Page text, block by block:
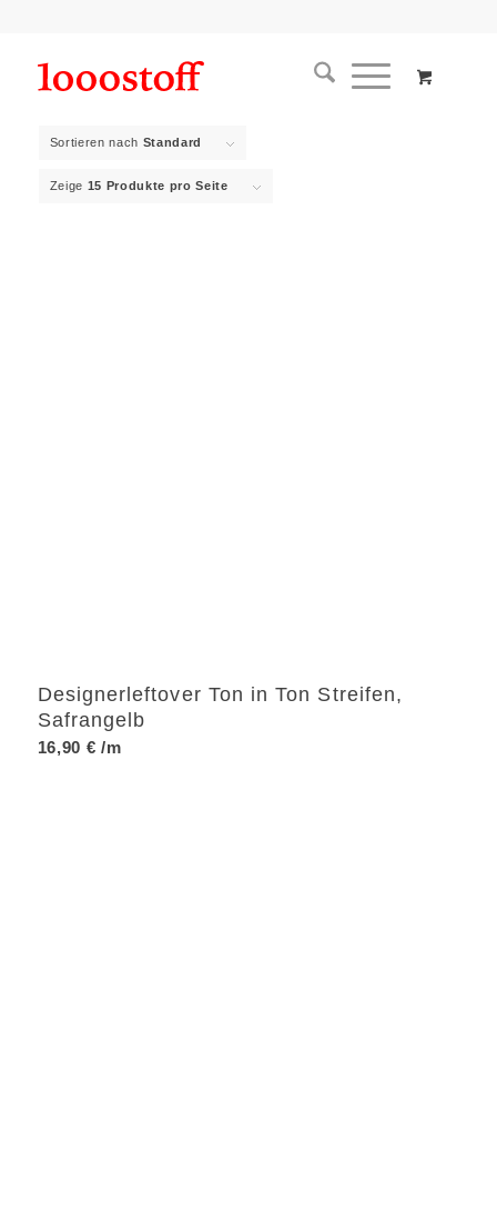
Sortieren nach Standard
Zeige 15 Produkte pro Seite
Designerleftover Ton in Ton Streifen,
Safrangelb
16,90 € /m